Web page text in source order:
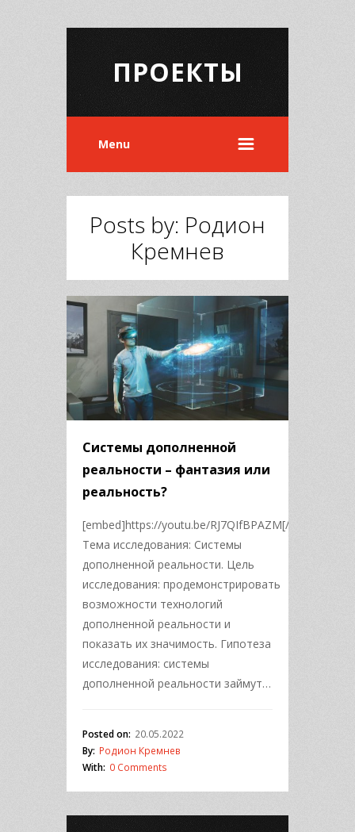
ПРОЕКТЫ
Menu
Posts by: Родион
Кремнев
Системы дополненной
реальности – фантазия или
реальность?
[embed]https://youtu.be/RJ7QIfBPAZM[/embed]
Тема исследования: Системы
дополненной реальности. Цель
исследования: продемонстрировать
возможности технологий
дополненной реальности и
показать их значимость. Гипотеза
исследования: системы
дополненной реальности займут…
Posted on: 20.05.2022
By: Родион Кремнев
With: 0 Comments